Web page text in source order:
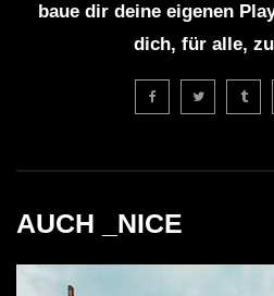
baue dir deine eigenen
dich, für alle,
AUCH _NICE